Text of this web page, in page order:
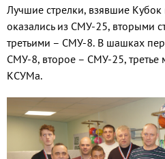
Лучшие стрелки, взявшие Кубок
оказались из СМУ-25, вторыми
третьими – СМУ-8. В шашках
СМУ-8, второе – СМУ-25, третье
КСУМа.